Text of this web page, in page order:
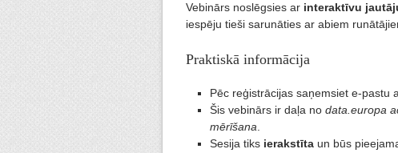
Vebinārs noslēgsies ar interaktīvu
iespēju tieši sarunāties ar abiem
Praktiskā informācija
Pēc reģistrācijas saņemsiet e-pastu
Šis vebinārs ir daļa no data.europa
mērīšana
Sesija tiks ierakstīta un būs